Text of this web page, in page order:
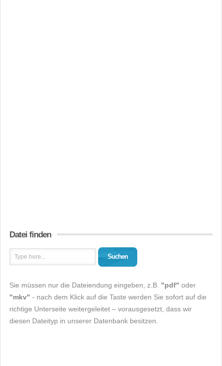
Datei finden
Suchen
Sie müssen nur die Dateiendung eingeben, z.B. "pdf" oder
"mkv" - nach dem Klick auf die Taste werden Sie sofort auf die
richtige Unterseite weitergeleitet – vorausgesetzt, dass wir
diesen Dateityp in unserer Datenbank besitzen.